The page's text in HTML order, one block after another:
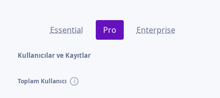
Essential Pro Enterprise
Kullanıcılar ve Kayıtlar
Toplam Kullanıcı